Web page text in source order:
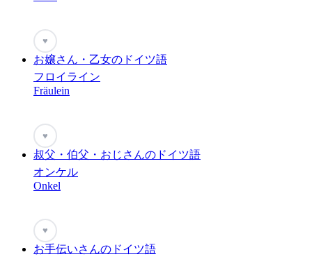
♥
お嬢さん・乙女のドイツ語
フロイライン
Fräulein
♥
叔父・伯父・おじさんのドイツ語
オンケル
Onkel
♥
お手伝いさんのドイツ語